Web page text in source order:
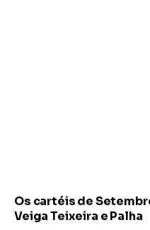
Os cartéis de
Veiga Teixeira e Palha